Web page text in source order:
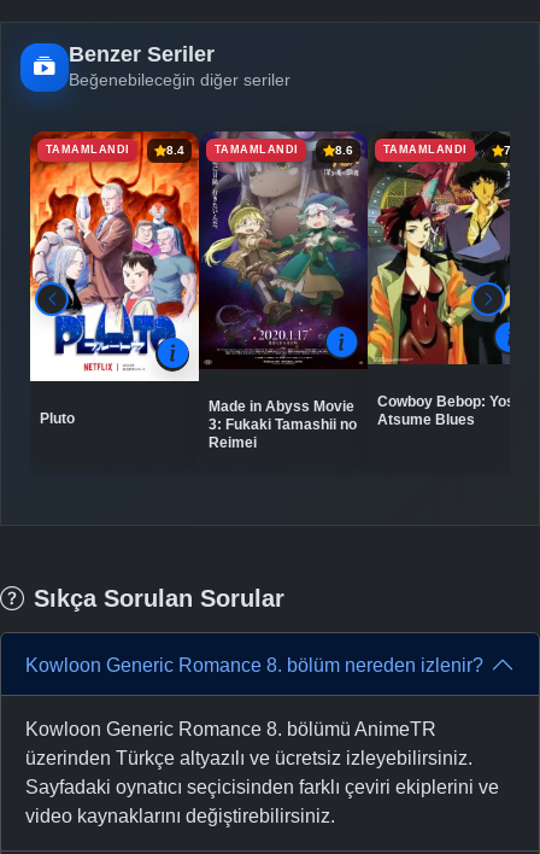
Benzer Seriler
Beğenebileceğin diğer seriler
TAMAMLANDI 8.4
Pluto
TAMAMLANDI 8.6
Made in Abyss Movie
3: Fukaki Tamashii no
Reimei
TAMAMLANDI 7.4
Cowboy Bebop: Yose
Atsume Blues
Sıkça Sorulan Sorular
Kowloon Generic Romance 8. bölüm nereden izlenir?
Kowloon Generic Romance 8. bölümü AnimeTR
üzerinden Türkçe altyazılı ve ücretsiz izleyebilirsiniz.
Sayfadaki oynatıcı seçicisinden farklı çeviri ekiplerini ve
video kaynaklarını değiştirebilirsiniz.